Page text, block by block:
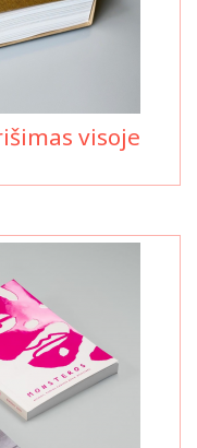
visoje